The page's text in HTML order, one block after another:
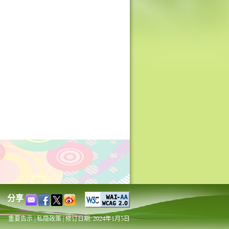
分享
重要告示|私隐政策|修订日期: 2024年1月5日